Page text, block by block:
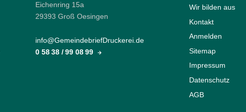
Eichenring 15a
29393 Groß Oesingen
info@GemeindebriefDruckerei.de
0 58 38 / 99 08 99
Wir bilden aus
Kontakt
Anmelden
Sitemap
Impressum
Datenschutz
AGB